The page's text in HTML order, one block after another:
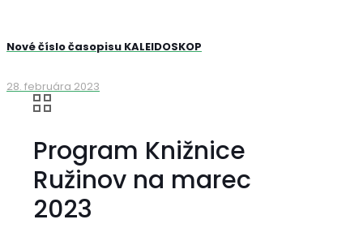
Nové číslo časopisu KALEIDOSKOP
28. februára 2023
Program Knižnice
Ružinov na marec
2023